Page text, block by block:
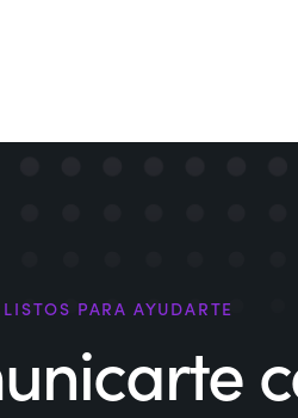
PARA AYUDARTE